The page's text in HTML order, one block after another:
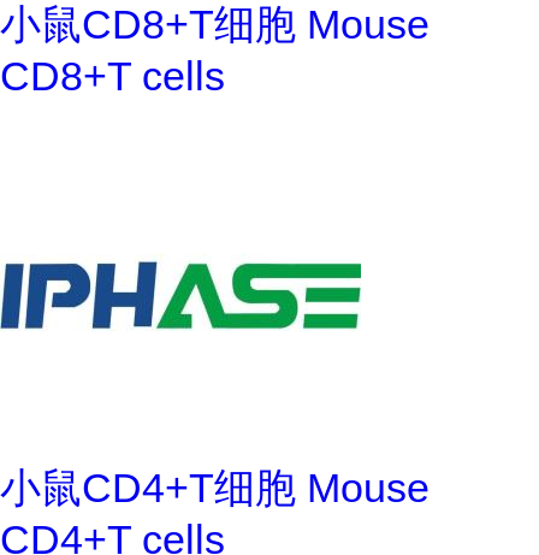
小鼠CD8+T细胞 Mouse
CD8+T cells
小鼠CD4+T细胞 Mouse
CD4+T cells